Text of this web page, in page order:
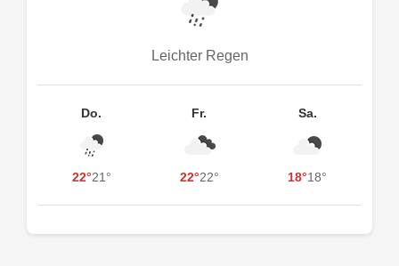
Leichter Regen
Do.
22°21°
Fr.
22°22°
Sa.
18°18°